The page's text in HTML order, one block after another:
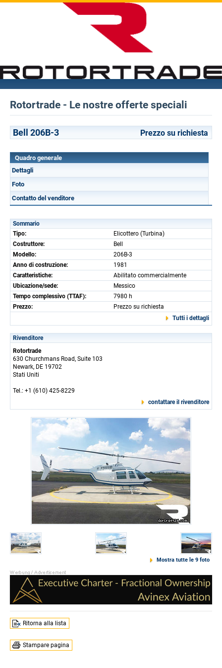
Rotortrade - Le nostre offerte speciali
Bell 206B-3 Prezzo su richiesta
Quadro generale
Dettagli
Foto
Contatto del venditore
Sommario
Tipo:
Elicottero (Turbina)
Costruttore:
Bell
Modello:
206B-3
Anno di costruzione:
1981
Caratteristiche:
Abilitato commercialmente
Ubicazione/sede:
Messico
Tempo complessivo (TTAF):
7980 h
Prezzo:
Prezzo su richiesta
Tutti i dettagli
Rivenditore
Rotortrade
630 Churchmans Road, Suite 103
Newark, DE 19702
Stati Uniti
Tel.: +1 (610) 425-8229
contattare il rivenditore
Mostra tutte le 9 foto
Ritorna alla lista
Stampare pagina